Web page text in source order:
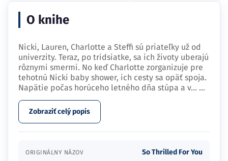
O knihe
Nicki, Lauren, Charlotte a Steffi sú priateľky už od
univerzity. Teraz, po tridsiatke, sa ich životy uberajú
rôznymi smermi. No keď Charlotte zorganizuje pre
tehotnú Nicki baby shower, ich cesty sa opäť spoja.
Napätie počas horúceho letného dňa stúpa a v… ...
Zobraziť celý popis
ORIGINÁLNY NÁZOV So Thrilled For You